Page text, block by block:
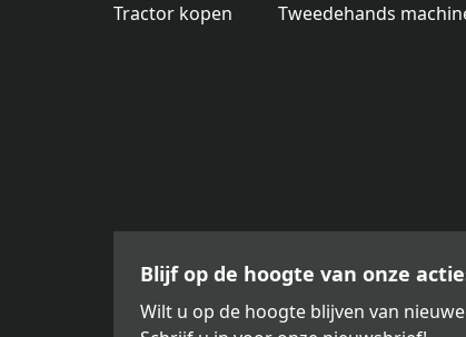
Tractor kopen
Tweedehands
Blijf op de hoogte van onze
Wilt u op de hoogte blijven van